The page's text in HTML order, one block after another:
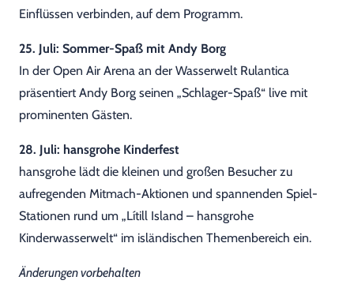
Einflüssen verbinden, auf dem Programm.
25. Juli: Sommer-Spaß mit Andy Borg
In der Open Air Arena an der Wasserwelt Rulantica
präsentiert Andy Borg seinen „Schlager-Spaß“ live mit
prominenten Gästen.
28. Juli: hansgrohe Kinderfest
hansgrohe lädt die kleinen und großen Besucher zu
aufregenden Mitmach-Aktionen und spannenden Spiel-
Stationen rund um „Lítill Island – hansgrohe
Kinderwasserwelt“ im isländischen Themenbereich ein.
Änderungen vorbehalten